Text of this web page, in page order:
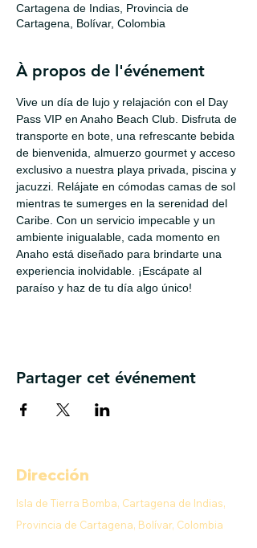
Cartagena de Indias, Provincia de
Cartagena, Bolívar, Colombia
À propos de l'événement
Vive un día de lujo y relajación con el Day
Pass VIP en Anaho Beach Club. Disfruta de
transporte en bote, una refrescante bebida
de bienvenida, almuerzo gourmet y acceso
exclusivo a nuestra playa privada, piscina y
jacuzzi. Relájate en cómodas camas de sol
mientras te sumerges en la serenidad del
Caribe. Con un servicio impecable y un
ambiente inigualable, cada momento en
Anaho está diseñado para brindarte una
experiencia inolvidable. ¡Escápate al
paraíso y haz de tu día algo único!
Partager cet événement
Dirección
Isla de Tierra Bomba, Cartagena de Indias,
Provincia de Cartagena, Bolívar, Colombia